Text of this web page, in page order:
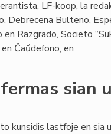
LF-koop, la
Debrecena Bulteno,
Razgrado, Societo
Ĉaŭdefono, en
sian
kunsidis lastfoje en sia